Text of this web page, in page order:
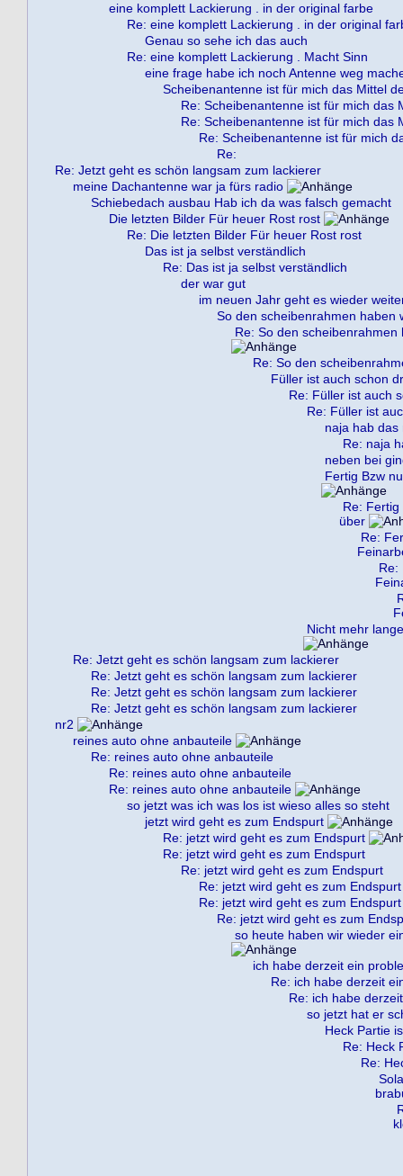
eine komplett Lackierung . in der original farbe
Re: eine komplett Lackierung . in der original
Genau so sehe ich das auch
Re: eine komplett Lackierung . Macht Sinn
eine frage habe ich noch Antenne weg
Scheibenantenne ist für mich das Mittel
Re: Scheibenantenne ist für mich das
Re: Scheibenantenne ist für mich das
Re: Scheibenantenne ist für mich
Re:
Re: Jetzt geht es schön langsam zum lackierer
meine Dachantenne war ja fürs radio
Schiebedach ausbau Hab ich da was falsch gemacht
Die letzten Bilder Für heuer Rost rost
Re: Die letzten Bilder Für heuer Rost rost
Das ist ja selbst verständlich
Re: Das ist ja selbst verständlich
der war gut
im neuen Jahr geht es wieder
So den scheibenrahmen haben
Re: So den scheibenrahmen
Re: So den
Füller ist auch schon
Re: Füller ist auch
Re: Füller ist
naja hab das
Re: naja
neben bei
Fertig Bzw
Re:
über
Re:
Re:
Nicht mehr
Re: Jetzt geht es schön langsam zum lackierer
Re: Jetzt geht es schön langsam zum lackierer
Re: Jetzt geht es schön langsam zum lackierer
Re: Jetzt geht es schön langsam zum lackierer
nr2
reines auto ohne anbauteile
Re: reines auto ohne anbauteile
Re: reines auto ohne anbauteile
Re: reines auto ohne anbauteile
so jetzt was ich was los ist wieso alles so steht
jetzt wird geht es zum Endspurt
Re: jetzt wird geht es zum Endspurt
Re: jetzt wird geht es zum Endspurt
Re: jetzt wird geht es zum Endspurt
Re: jetzt wird geht es zum Endspurt
Re: jetzt wird geht es zum Endspurt
Re: jetzt wird geht es zum
so heute haben wir wieder
ich habe derzeit ein
Re: ich habe derzeit
Re: ich habe
so jetzt hat er
Heck Partie
Re: Heck
Re: